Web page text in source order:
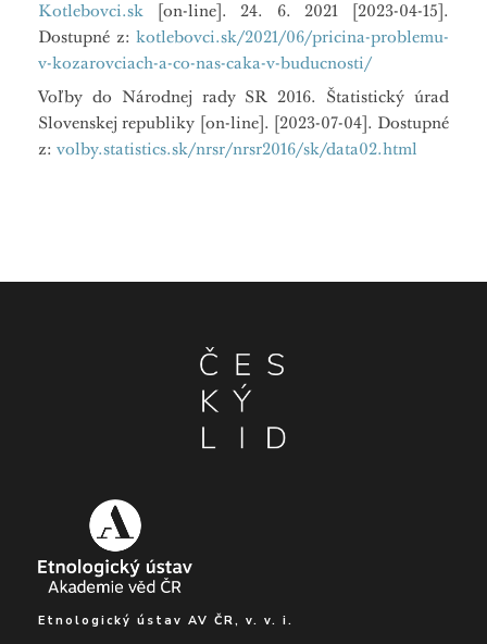
Kotlebovci.sk [on-line]. 24. 6. 2021 [2023-04-15].
Dostupné z: kotlebovci.sk/2021/06/pricina-problemu-
v-kozarovciach-a-co-nas-caka-v-buducnosti/
Voľby do Národnej rady SR 2016. Štatistický úrad
Slovenskej republiky [on-line]. [2023-07-04]. Dostupné
z: volby.statistics.sk/nrsr/nrsr2016/sk/data02.html
Etnologický ústav AV ČR, v. v. i.